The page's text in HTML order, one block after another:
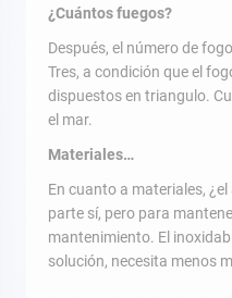
¿Cuántos fuegos?
Después, el número de
Tres, a condición que el
dispuestos en triangulo.
el mar.
Materiales…
En cuanto a materiales,
parte sí, pero para
mantenimiento. El
solución, necesita menos